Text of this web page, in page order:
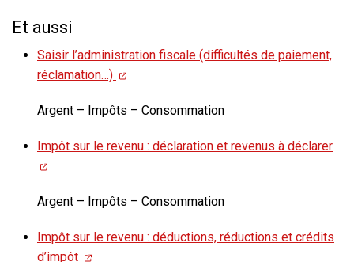
Et aussi
Saisir l’administration fiscale (difficultés de paiement,
réclamation…)
Argent – Impôts – Consommation
Impôt sur le revenu : déclaration et revenus à déclarer
Argent – Impôts – Consommation
Impôt sur le revenu : déductions, réductions et crédits
d’impôt